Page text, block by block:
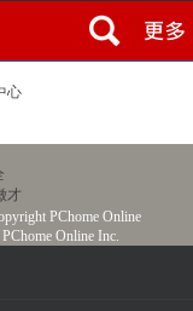
心
才
PChome Online
Online Inc.